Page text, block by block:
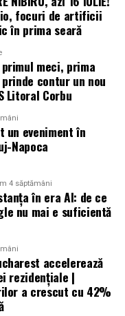
focuri de artificii
în prima seară
meci, prima
contur un nou
Litoral Corbu
un eveniment în
Napoca
4 săptămâni
în era AI: de ce
nu mai e suficientă
accelerează
rezidențiale |
a crescut cu 42%